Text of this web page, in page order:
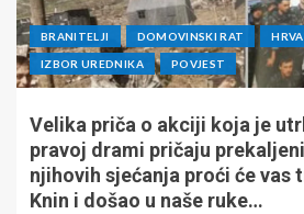
BRANITELJI DOMOVINSKI RAT
IZBOR UREDNIKA POVJEST
Velika priča o akciji koja je
pravoj drami pričaju
njihovih sjećanja proći će vas
Knin i došao u naše ruke…